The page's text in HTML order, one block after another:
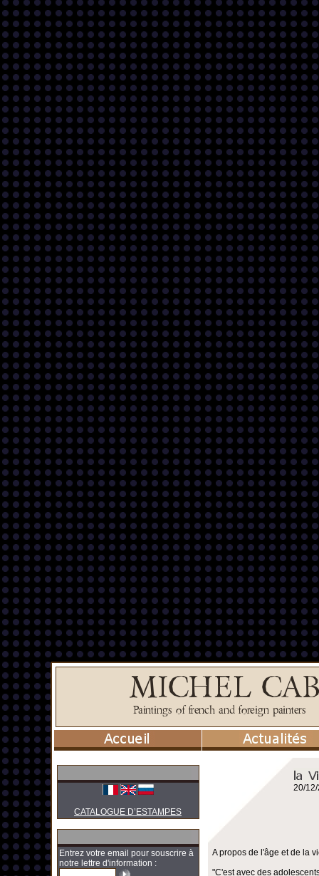
CATALOGUE D’ESTAMPES
Entrez votre email pour souscrire à
notre lettre d'information :
20/
A propos de l'âge et de la
"C'est avec des